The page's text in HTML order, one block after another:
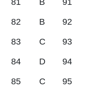
81 B 91
82 B 92
83 C 93
84 D 94
85 C 95